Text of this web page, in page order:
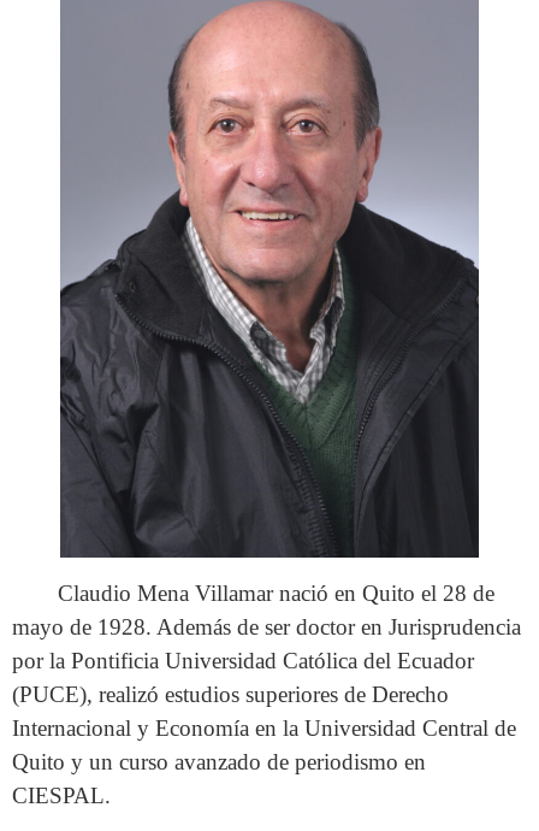
Claudio Mena Villamar nació en Quito el 28 de
mayo de 1928. Además de ser doctor en Jurisprudencia
por la Pontificia Universidad Católica del Ecuador
(PUCE), realizó estudios superiores de Derecho
Internacional y Economía en la Universidad Central de
Quito y un curso avanzado de periodismo en
CIESPAL.